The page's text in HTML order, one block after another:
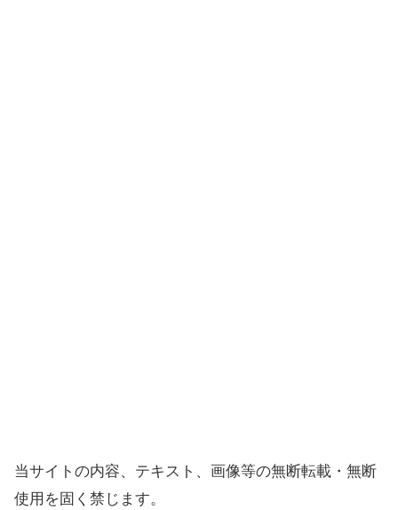
当サイトの内容、テキスト、画像等の無断転載・無断
使用を固く禁じます。